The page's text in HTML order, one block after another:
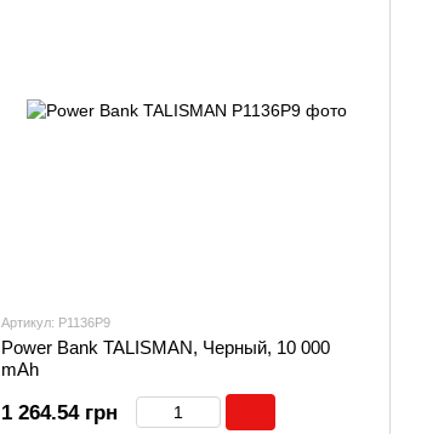
Артикул: P1136P9
Power Bank TALISMAN, Черный, 10 000
mAh
1 264.54 грн